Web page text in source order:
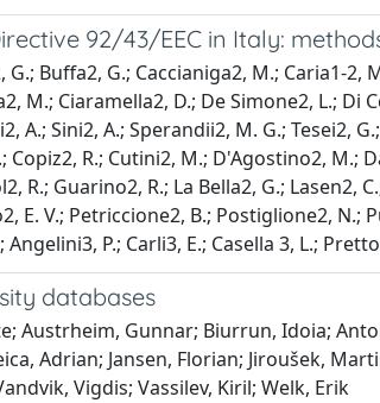
92/43/EEC in Italy:
Buffa2, G.; Caccianiga2, M.; Caria1-2,
M.; Ciaramella2, D.; De Simone2, L.; Di
Sini2, A.; Sperandii2, M. G.; Tesei2,
R.; Cutini2, M.; D'Agostino2, M.;
R.; Guarino2, R.; La Bella2, G.;
V.; Petriccione2, B.; Postiglione2, N.;
P.; Carli3, E.; Casella 3, L.;
databases
Austrheim, Gunnar; Biurrun, Idoia;
Adrian; Jansen, Florian; Jiroušek,
Vigdis; Vassilev, Kiril; Welk, Erik